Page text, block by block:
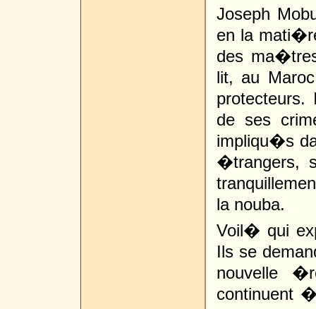
Joseph
en la
des
lit, au
de ses
impliqu�s
�trangers,
la nouba.
Voil� qui
Ils se
nouvelle
continuent